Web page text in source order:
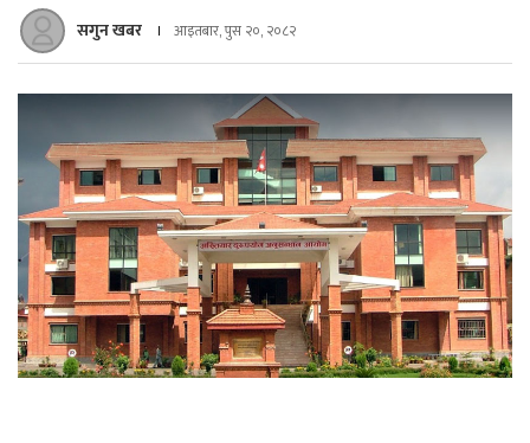
सगुन खबर आइतबार, पुस २०, २०८२